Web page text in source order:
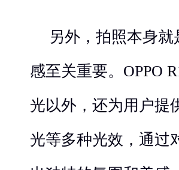
另外，拍照本身
感至关重要。OPPO
光以外，还为用户提
光等多种光效，通过